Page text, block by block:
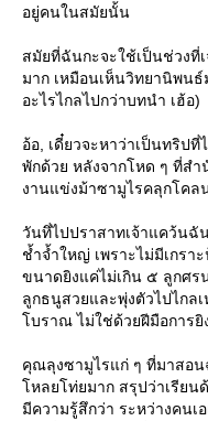
อยู่คนในสมัยนั้น
สมัยที่ฉันกะจะใช้เป็นช่วงที่
มาก เหมือนเห็นวิทยานิพน
อะไรไกลไปกว่าบทนำ เฮ้อ)
อ้อ, เดี๋ยวจะหาว่าเป็นทริป
พักด้วย หลังจากโหด ๆ ที่สำ
งานแข่งม้าซามูไรคลุกโค
วันทึ่ไปปราสาทเจ้าแคว้น
ช้ำจ้ำใหญ่ เพราะไม่มีเกรา
ขนาดยิงแค่ไม่เกิน ๕ ลูกศ
ลูกธนูสวยและพุ่งตัวไปไกล
โบราณ ไม่ใช่ด้วยฝีมือการ
คุณลุงซามูไรแก่ ๆ ที่มาสอ
โหลยโท่ยมาก สรุปว่าเรีย
มีความรู้สึกว่า ระหว่างคน